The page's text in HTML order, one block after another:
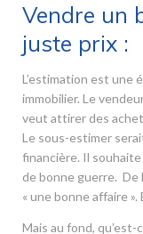
Vendre un
juste prix :
L’estimation est une
immobilier. Le
veut attirer des
Le sous-estimer
financière. Il souhaite
de bonne guerre. De
« une bonne affaire
Mais au fond, qu’est-